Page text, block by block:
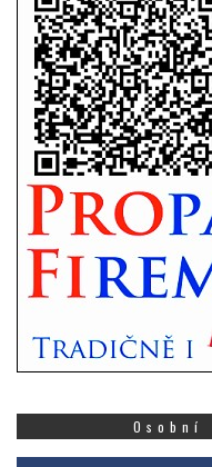
Osobní